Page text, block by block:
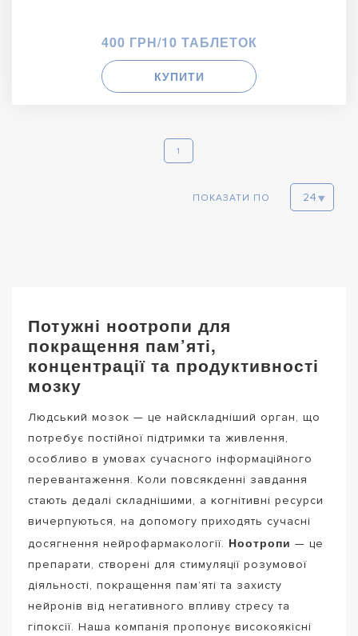
400 ГРН/10 ТАБЛЕТОК
КУПИТИ
1
ПОКАЗАТИ ПО
Потужні ноотропи для
покращення пам’яті,
концентрації та продуктивності
мозку
Людський мозок — це найскладніший орган, що
потребує постійної підтримки та живлення,
особливо в умовах сучасного інформаційного
перевантаження. Коли повсякденні завдання
стають дедалі складнішими, а когнітивні ресурси
вичерпуються, на допомогу приходять сучасні
досягнення нейрофармакології. Ноотропи — це
препарати, створені для стимуляції розумової
діяльності, покращення пам’яті та захисту
нейронів від негативного впливу стресу та
гіпоксії. Наша компанія пропонує високоякісні